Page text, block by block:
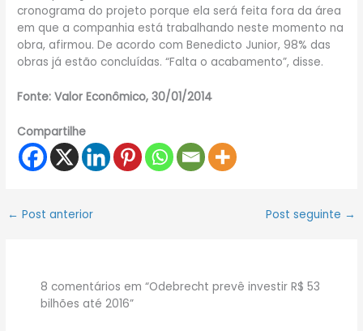
cronograma do projeto porque ela será feita fora da área
em que a companhia está trabalhando neste momento na
obra, afirmou. De acordo com Benedicto Junior, 98% das
obras já estão concluídas. “Falta o acabamento”, disse.
Fonte: Valor Econômico, 30/01/2014
Compartilhe
← Post anterior Post seguinte →
8 comentários em “Odebrecht prevê investir R$ 53
bilhões até 2016”